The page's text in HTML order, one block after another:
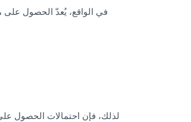
في الواقع، يُعدّ الحصول على